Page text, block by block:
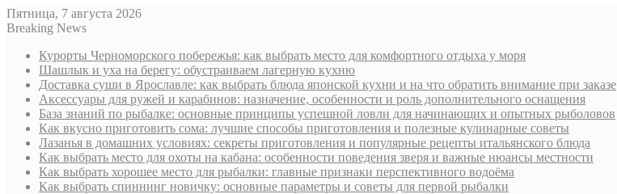
Пятница, 7 августа 2026
Breaking News
Курорты Черноморского побережья: как выбрать место для комфортного отдыха у моря
Шашлык и уха на берегу: обустраиваем лагерную кухню
Доставка суши в Ярославле: как выбрать блюда японской кухни и на что обратить внимание при заказе
Аксессуары для ружей и карабинов: назначение, особенности и роль дополнительного оснащения
База знаний по рыбалке: основные принципы успешной ловли для начинающих и опытных рыболовов
Как вкусно приготовить сома: лучшие способы приготовления и полезные кулинарные советы
Лазанья в домашних условиях: секреты приготовления и популярные рецепты итальянского блюда
Как выбрать место для охоты на кабана: особенности поведения зверя и важные нюансы местности
Как выбрать хорошее место для рыбалки: главные признаки перспективного водоёма
Как выбрать спиннинг новичку: основные параметры и советы для первой рыбалки